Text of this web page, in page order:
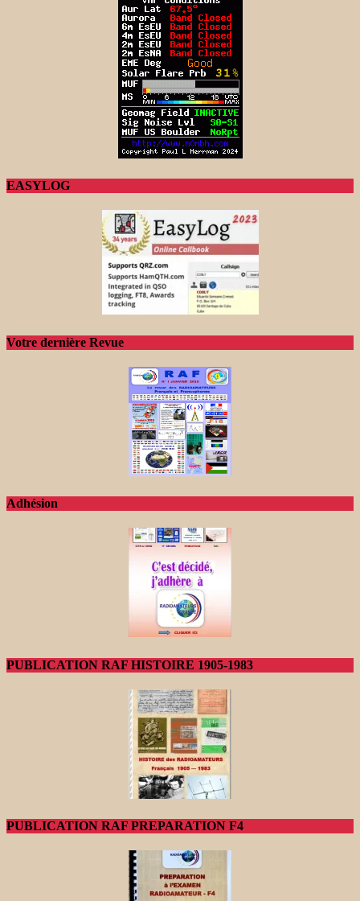
EASYLOG
Votre dernière Revue
Adhésion
PUBLICATION RAF HISTOIRE 1905-1983
PUBLICATION RAF PREPARATION F4